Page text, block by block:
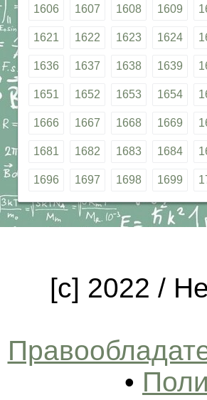
1606 1607 1608 1609
1621 1622 1623 1624
1636 1637 1638 1639
1651 1652 1653 1654
1666 1667 1668 1669
1681 1682 1683 1684
1696 1697 1698 1699
[c] 2022 /
•